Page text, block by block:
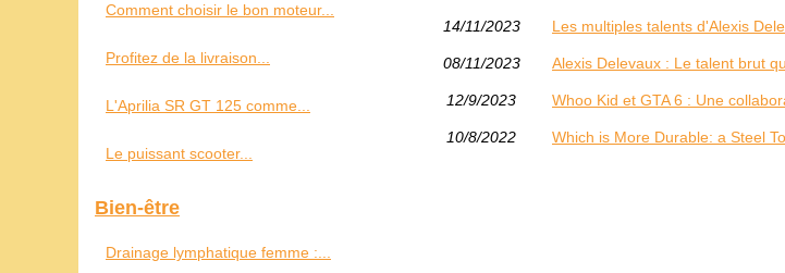
14/11/2023 Les multiples talents d'Alexis
08/11/2023 Alexis Delevaux : Le talent brut
12/9/2023 Whoo Kid et GTA 6 : Une
10/8/2022 Which is More Durable: a Steel
Comment choisir le bon moteur...
Profitez de la livraison...
L'Aprilia SR GT 125 comme...
Le puissant scooter...
Bien-être
Drainage lymphatique femme :...